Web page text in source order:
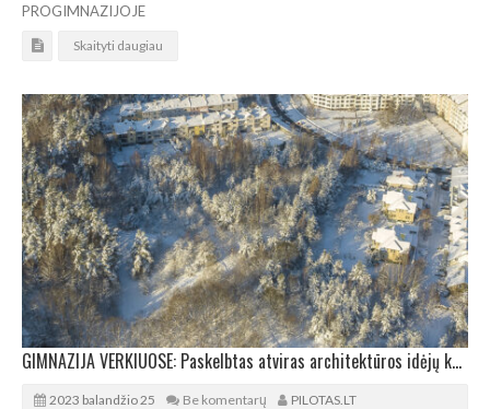
PROGIMNAZIJOJE
Skaityti daugiau
GIMNAZIJA VERKIUOSE: Paskelbtas atviras architektūros idėjų konkursas
2023 balandžio 25 Be komentarų PILOTAS.LT